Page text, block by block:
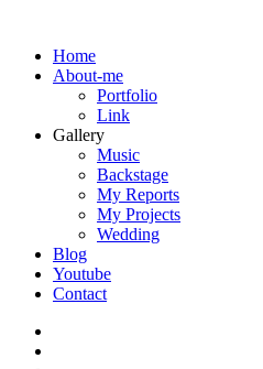
Home
About-me
Portfolio
Link
Gallery
Music
Backstage
My Reports
My Projects
Wedding
Blog
Youtube
Contact